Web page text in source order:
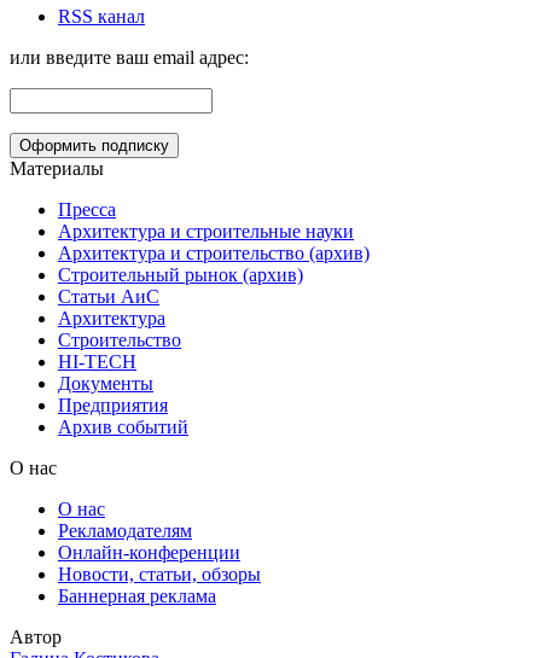
RSS канал
или введите ваш email адрес:
Материалы
Пресса
Архитектура и строительные науки
Архитектура и строительство (архив)
Строительный рынок (архив)
Статьи АиС
Архитектура
Строительство
HI-TECH
Документы
Предприятия
Архив событий
О нас
О нас
Рекламодателям
Онлайн-конференции
Новости, статьи, обзоры
Баннерная реклама
Автор